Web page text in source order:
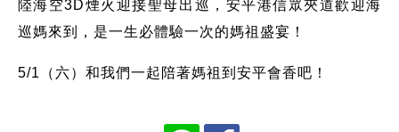
陸海空3D煙火迎接聖母出巡，安平港信眾夾道歡迎海
巡媽來到，是一生必體驗一次的媽祖盛宴！
5/1（六）和我們一起陪著媽祖到安平會香吧！